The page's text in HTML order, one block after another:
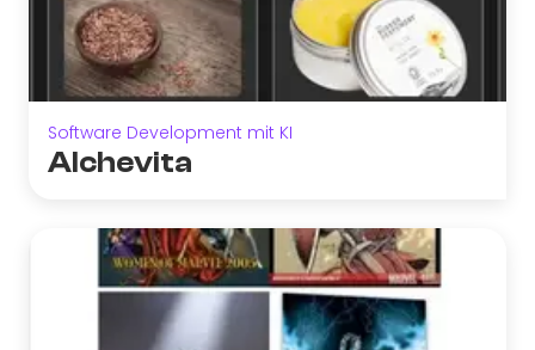
Software Development mit KI
Alchevita